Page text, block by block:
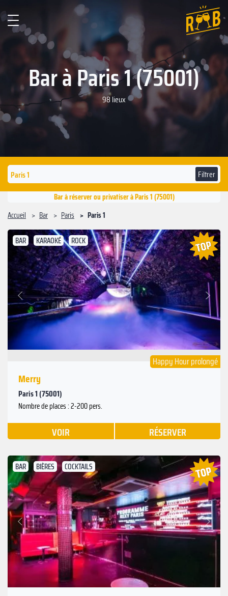
Bar à Paris 1 (75001)
98 lieux
Filtrer
Bar à réserver ou privatiser à Paris 1 (75001)
Accueil
Bar Paris Paris 1
BAR KARAOKÉ ROCK
Précédent
Suivant
Happy Hour prolongé
Merry
Paris 1 (75001)
Nombre de places : 2-200 pers.
VOIR RÉSERVER
BAR BIÈRES COCKTAILS
Précédent
Suivant